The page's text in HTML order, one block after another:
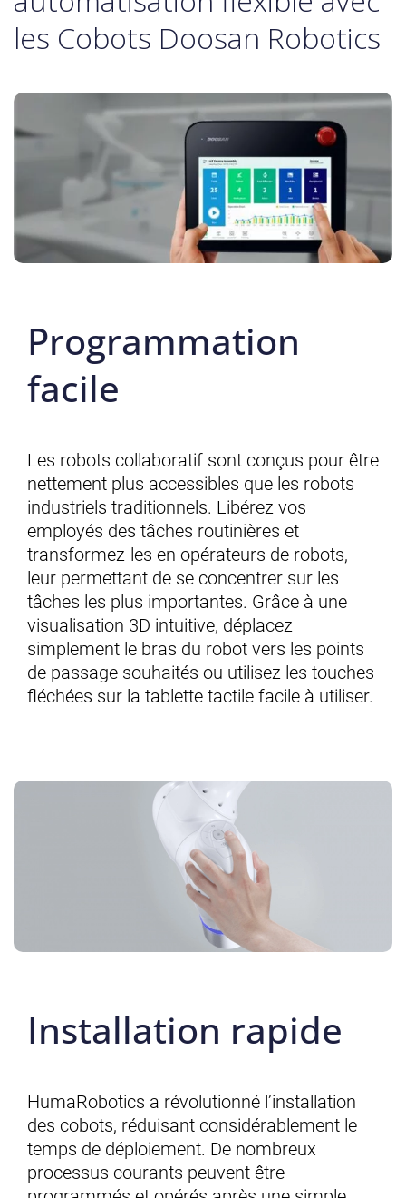
les Cobots Doosan Robotics
Programmation
facile
Les robots collaboratif sont conçus pour être
nettement plus accessibles que les robots
industriels traditionnels. Libérez vos
employés des tâches routinières et
transformez-les en opérateurs de robots,
leur permettant de se concentrer sur les
tâches les plus importantes. Grâce à une
visualisation 3D intuitive, déplacez
simplement le bras du robot vers les points
de passage souhaités ou utilisez les touches
fléchées sur la tablette tactile facile à utiliser.
Installation rapide
HumaRobotics a révolutionné l’installation
des cobots, réduisant considérablement le
temps de déploiement. De nombreux
processus courants peuvent être